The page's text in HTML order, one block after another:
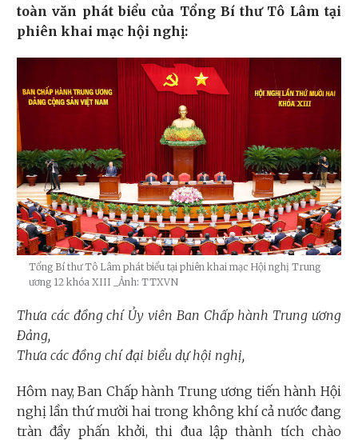
toàn văn phát biểu của Tổng Bí thư Tô Lâm tại
phiên khai mạc hội nghị:
Tổng Bí thư Tô Lâm phát biểu tại phiên khai mạc Hội nghị Trung
ương 12 khóa XIII
_Ảnh: TTXVN
Thưa các đồng chí Ủy viên Ban Chấp hành Trung ương
Đảng,
Thưa các đồng chí đại biểu dự hội nghị,
Hôm nay, Ban Chấp hành Trung ương tiến hành Hội
nghị lần thứ mười hai trong không khí cả nước đang
tràn đầy phấn khởi, thi đua lập thành tích chào